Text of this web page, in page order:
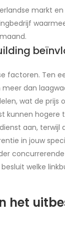
markt
factoren. Ten
dan
wat de prijs
kunnen
aan,
in jouw
welke
het